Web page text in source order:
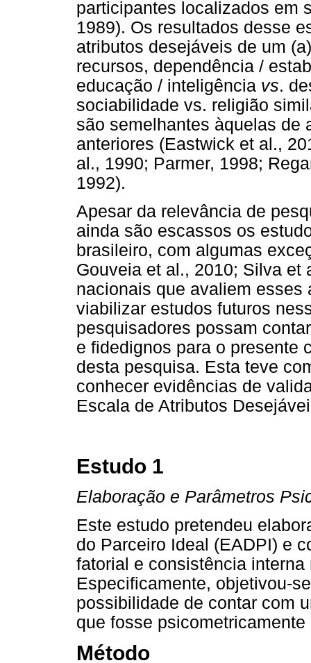
participantes localizados em
1989). Os resultados desse
atributos desejáveis de um
recursos, dependência /
educação / inteligência vs.
sociabilidade vs. religião
são semelhantes àquelas de
anteriores (Eastwick et al.,
al., 1990; Parmer, 1998;
1992).
Apesar da relevância de
ainda são escassos os
brasileiro, com algumas
Gouveia et al., 2010; Silva et
nacionais que avaliem esses
viabilizar estudos futuros
pesquisadores possam
e fidedignos para o presente
desta pesquisa. Esta teve
conhecer evidências de
Escala de Atributos
Estudo 1
Elaboração e Parâmetros
Este estudo pretendeu
do Parceiro Ideal (EADPI) e
fatorial e consistência
Especificamente, objetivou-
possibilidade de contar com
que fosse psicometricamente
Método